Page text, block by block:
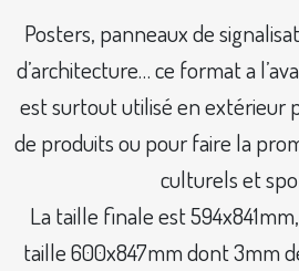
Posters, panneaux de
d’architecture… ce format a
est surtout utilisé en extérieur
de produits ou pour faire la
culturels et
La taille finale est
taille 600x847mm dont 3mm